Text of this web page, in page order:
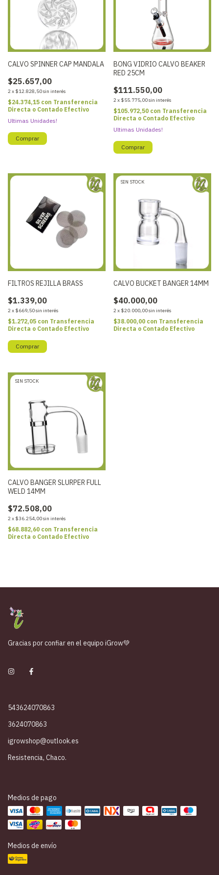
CALVO SPINNER CAP MANDALA
$25.657,00
2x $12.828,50sin interés
$24.374,15 con Transferencia
Directa o Contado Efectivo
Ultimas Unidades!
BONG VIDRIO CALVO BEAKER
RED 25CM
$111.550,00
2x $55.775,00sin interés
$105.972,50 con Transferencia
Directa o Contado Efectivo
Ultimas Unidades!
FILTROS REJILLA BRASS
$1.339,00
2x $669,50sin interés
$1.272,05 con Transferencia
Directa o Contado Efectivo
SIN STOCK
CALVO BUCKET BANGER 14MM
$40.000,00
2x $20.000,00sin interés
$38.000,00 con Transferencia
Directa o Contado Efectivo
SIN STOCK
CALVO BANGER SLURPER FULL
WELD 14MM
$72.508,00
2x $36.254,00sin interés
$68.882,60 con Transferencia
Directa o Contado Efectivo
Gracias por confiar en el equipo iGrow💚
543624070863
3624070863
igrowshop@outlook.es
Resistencia, Chaco.
Medios de pago
Medios de envío